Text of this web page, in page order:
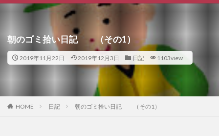
朝のゴミ拾い日記 （その1）
2019年11月22日 2019年12月3日 日記 1103view
HOME 日記 朝のゴミ拾い日記 （その1）